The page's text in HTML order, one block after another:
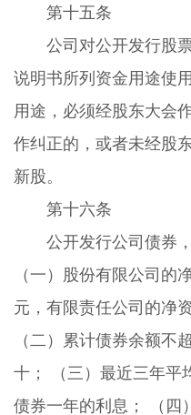
第十五条
公司对公开发行股
说明书所列资金用途使
用途，必须经股东大会
作纠正的，或者未经股
新股。
第十六条
公开发行公司债券
（一）股份有限公司的
元，有限责任公司的净
（二）累计债券余额不
十； （三）最近三年平
债券一年的利息； （四